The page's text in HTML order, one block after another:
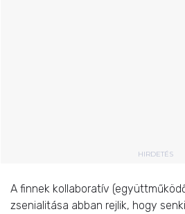
HIRDETÉS
A finnek kollaboratív
zsenialitása abban rejlik, hogy